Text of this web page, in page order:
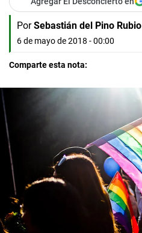
Por Sebastián del Pino Rubio
6 de mayo de 2018 - 00:00
Comparte esta nota: